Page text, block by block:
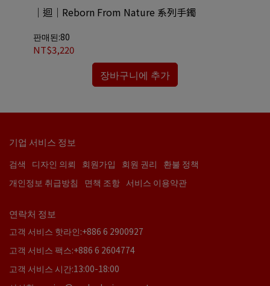
｜迴｜Reborn From Nature 系列手鐲
판매된:80
NT$3,220
장바구니에 추가
기업 서비스 정보
검색 디자인 의뢰 회원가입 회원 권리
환불 정책
개인정보 취급방침
면책 조항 서비스 이용약관
연락처 정보
고객 서비스 핫라인:+886 6 2900927
고객 서비스 팩스:+886 6 2604774
고객 서비스 시간:13:00-18:00